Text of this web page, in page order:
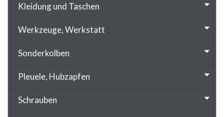
Kleidung und Taschen
Werkzeuge, Werkstatt
Sonderkolben
Pleuele, Hubzapfen
Schrauben